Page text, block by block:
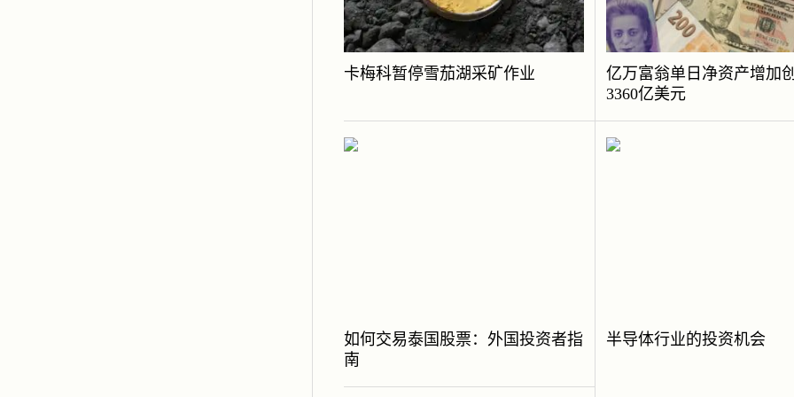
卡梅科暂停雪茄湖采矿作业
亿万富翁单日净资产增加
3360亿美元
如何交易泰国股票：外国投资者指
南
半导体行业的投资机会